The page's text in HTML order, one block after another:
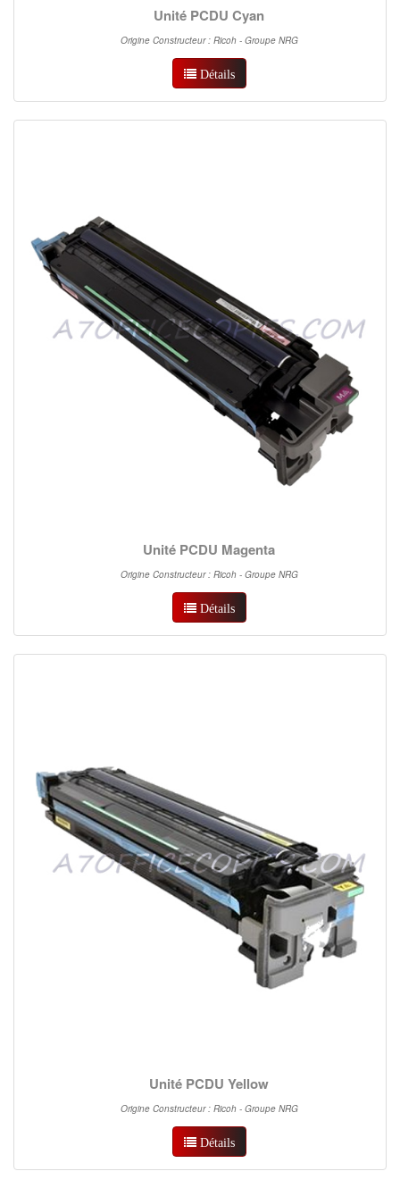
Unité PCDU Cyan
Origine Constructeur : Ricoh - Groupe NRG
Détails
Unité PCDU Magenta
Origine Constructeur : Ricoh - Groupe NRG
Détails
Unité PCDU Yellow
Origine Constructeur : Ricoh - Groupe NRG
Détails